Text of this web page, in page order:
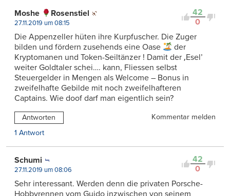
42
0
Moshe Rosenstiel
27.11.2019 um 08:15
Die Appenzeller hüten ihre Kurpfuscher. Die Zuger
bilden und fördern zusehends eine Oase
der
Kryptomanen und Token-Seiltänzer ! Damit der ‚Esel’
weiter Goldtaler schei…. kann, Fliessen selbst
Steuergelder in Mengen als Welcome – Bonus in
zweifelhafte Gebilde mit noch zweifelhafteren
Captains. Wie doof darf man eigentlich sein?
Antworten
Kommentar melden
1 Antwort
42
0
Schumi
27.11.2019 um 08:06
Sehr interessant. Werden denn die privaten Porsche-